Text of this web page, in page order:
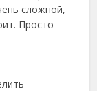
сложной,
Просто